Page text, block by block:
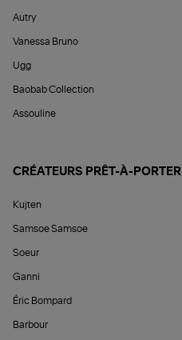
Autry
Vanessa Bruno
Ugg
Baobab Collection
Assouline
CRÉATEURS PRÊT-À-PORTER
Kujten
Samsoe Samsoe
Soeur
Ganni
Éric Bompard
Barbour